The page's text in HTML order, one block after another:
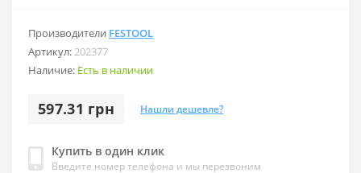
Производители FESTOOL
Артикул:202377
Наличие: Есть в наличии
597.31 грн Нашли дешевле?
Купить в один клик
Введите номер телефона и мы перезвоним